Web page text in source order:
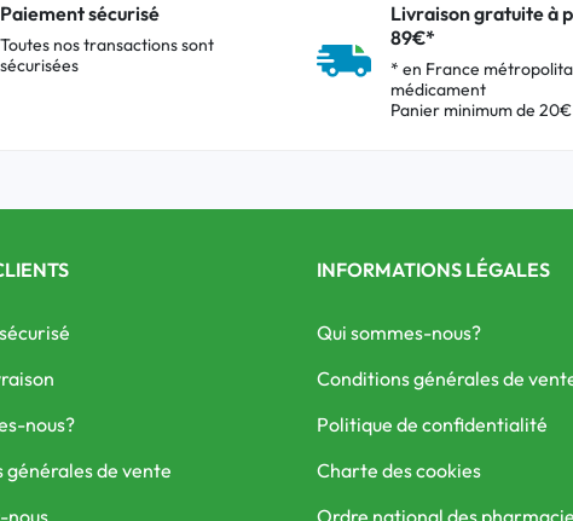
Paiement sécurisé
Toutes nos transactions sont
sécurisées
Livraison gratuite à
89€*
* en France
médicament
Panier minimum de 20€
nous?
générales de vente
nous
INFORMATIONS LÉGALES
Qui sommes-nous?
Conditions générales de
Politique de confidentialité
Charte des cookies
Ordre national des